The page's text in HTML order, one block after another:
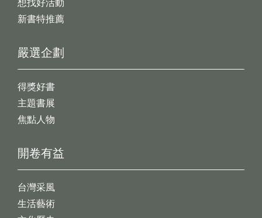
想找好活動
新書特推薦
開卷有益
台灣采風
生活藝術
嚴選企劃
得獎好書
主題書展
焦點人物